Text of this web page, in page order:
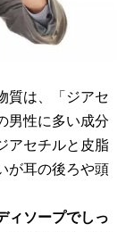
質は、「ジアセ
男性に多い成分
アセチルと皮脂
が耳の後ろや頭
ィソープでしっ